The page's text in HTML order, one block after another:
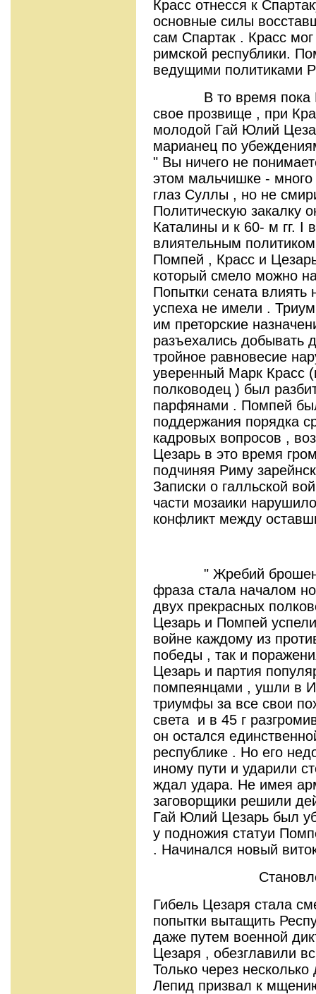
Красс отнесся к
основные силы
сам Спартак . Красс
римской республики.
ведущими политиками
В то время пока
свое прозвище , при
молодой Гай Юлий
марианец по
" Вы ничего не
этом мальчишке -
глаз Суллы , но не
Политическую закалку
Каталины и к 60- м гг. I
влиятельным
Помпей , Красс и
который смело можно
Попытки сената влиять
успеха не имели .
им преторские
разъехались добывать
тройное равновесие
уверенный Марк Красс
полководец ) был
парфянами . Помпей
поддержания порядка
кадровых вопросов ,
Цезарь в это время
подчиняя Риму
Записки о галльской
части мозаики
конфликт между
" Жребий брошен!
фраза стала началом
двух прекрасных
Цезарь и Помпей
войне каждому из
победы , так и
Цезарь и партия
помпеянцами , ушли в
триумфы за все свои
света и в 45 г
он остался
республике . Но его
иному пути и ударили
ждал удара. Не имея
заговорщики решили
Гай Юлий Цезарь был
у подножия статуи
. Начинался новый
Гибель Цезаря стала
попытки вытащить
даже путем военной
Цезаря , обезглавили
Только через
Лепид призвал к